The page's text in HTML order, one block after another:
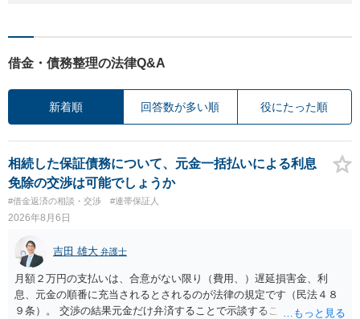
借金・債務整理の法律Q&A
新着順 回答数が多い順 役にたった順
相続した保証債務について、元金一括払いによる利息
免除の交渉は可能でしょうか
#借金返済の相談・交渉 #連帯保証人
2026年8月6日
吉田 雄大 弁護士
月額２万円の支払いは、合意がない限り（費用、）遅延損害金、利
息、元金の順番に充当されるとされるのが法律の規定です（民法４８
９条）。 交渉の結果元金だけ弁済することで示談することは、弁護士